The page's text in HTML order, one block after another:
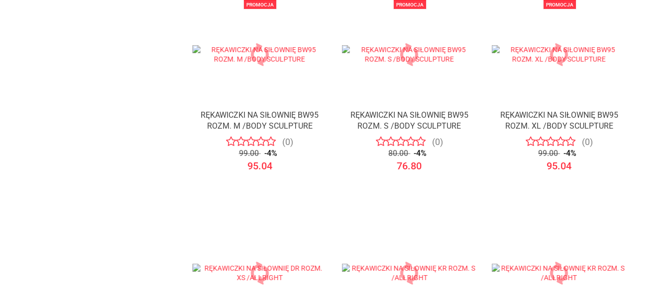
PROMOCJA
RĘKAWICZKI NA SIŁOWNIĘ BW95
ROZM. M /BODY SCULPTURE
(0)
99.00 -4%
95.04
PROMOCJA
RĘKAWICZKI NA SIŁOWNIĘ BW95
ROZM. S /BODY SCULPTURE
(0)
80.00 -4%
76.80
PROMOCJA
RĘKAWICZKI NA SIŁOWNIĘ BW95
ROZM. XL /BODY SCULPTURE
(0)
99.00 -4%
95.04